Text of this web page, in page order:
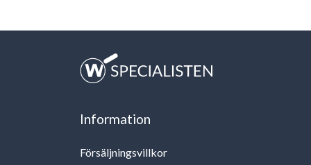
Information
Försäljningsvillkor